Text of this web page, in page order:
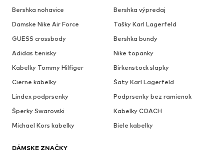
Bershka nohavice
Bershka výpredaj
Damske Nike Air Force
Tašky Karl Lagerfeld
GUESS crossbody
Bershka bundy
Adidas tenisky
Nike topanky
Kabelky Tommy Hilfiger
Birkenstock slapky
Cierne kabelky
Šaty Karl Lagerfeld
Lindex podprsenky
Podprsenky bez ramienok
Šperky Swarovski
Kabelky COACH
Michael Kors kabelky
Biele kabelky
DÁMSKE ZNAČKY